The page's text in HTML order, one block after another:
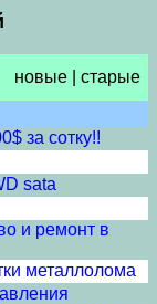
новые
старые
за сотку!!
sata
и ремонт в
металлолома